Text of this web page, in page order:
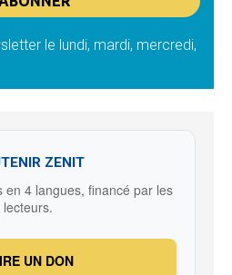
le lundi, mardi, mercredi,
ZENIT
en 4 langues, financé par les
lecteurs.
UN DON